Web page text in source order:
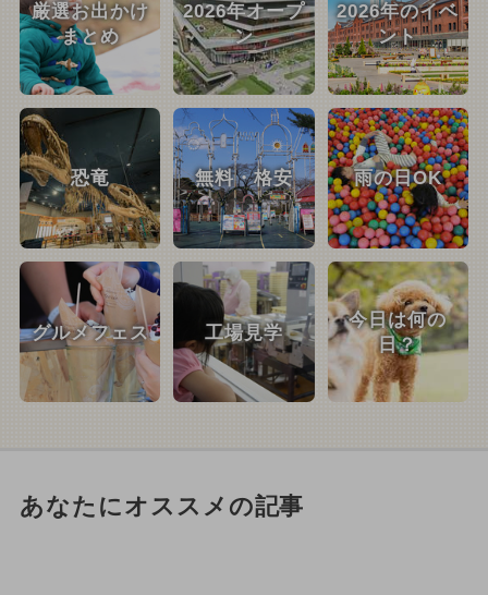
厳選お出かけ
まとめ
2026年オープ
ン
2026年のイベ
ント
恐竜 無料・格安 雨の日OK
グルメフェス 工場見学
今日は何の
日？
あなたにオススメの記事